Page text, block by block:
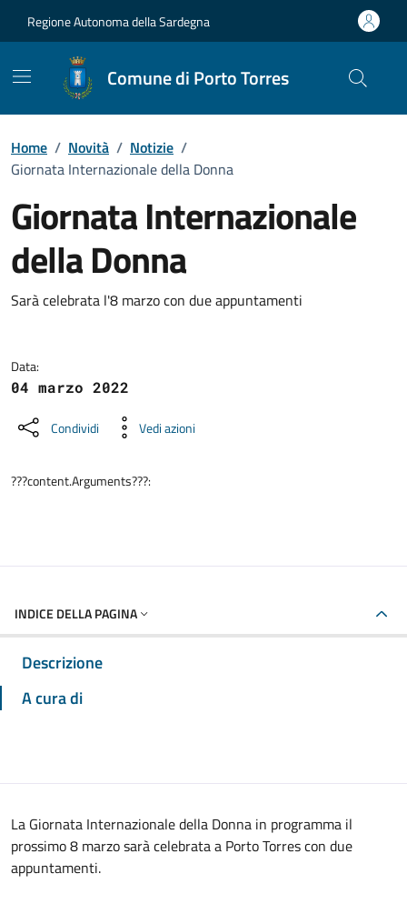
Regione Autonoma della Sardegna
Comune di Porto Torres
Home / Novità / Notizie /
Giornata Internazionale della Donna
Giornata Internazionale
della Donna
Dettagli della notizia
Sarà celebrata l'8 marzo con due appuntamenti
Data:
04 marzo 2022
Condividi Vedi azioni
???content.Arguments???:
INDICE DELLA PAGINA
Descrizione
A cura di
La Giornata Internazionale della Donna in programma il
prossimo 8 marzo sarà celebrata a Porto Torres con due
appuntamenti.